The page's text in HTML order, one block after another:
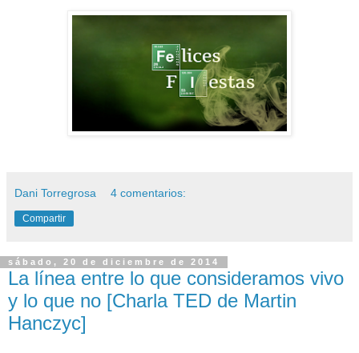
Dani Torregrosa 4 comentarios:
Compartir
sábado, 20 de diciembre de 2014
La línea entre lo que consideramos vivo
y lo que no [Charla TED de Martin
Hanczyc]